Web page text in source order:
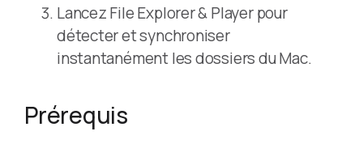
Lancez File Explorer & Player pour
détecter et synchroniser
instantanément les dossiers du Mac.
Prérequis